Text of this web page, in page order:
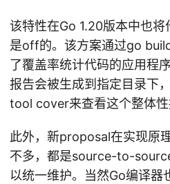
该特性在Go 1.20版本中也
是off的。该方案通过go
了覆盖率统计代码的应用程
报告会被生成到指定目录下
tool cover来查看这个整体性
此外，新proposal在实现原
不多，都是source-to-
以统一维护。当然Go编译器